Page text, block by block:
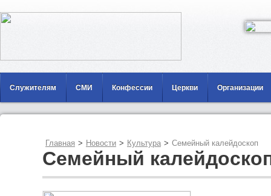
Служителям СМИ Конфессии Церкви Организации
Главная > Новости > Культура > Семейный калейдоскоп
Семейный